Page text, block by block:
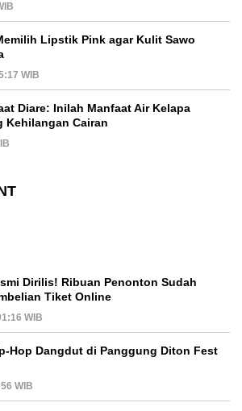
Lipstik Pink agar Kulit Sawo
WIB
Diare: Inilah Manfaat Air Kelapa
Kehilangan Cairan
Dirilis! Ribuan Penonton Sudah
Tiket Online
WIB
Hop Dangdut di Panggung Diton Fest
WIB